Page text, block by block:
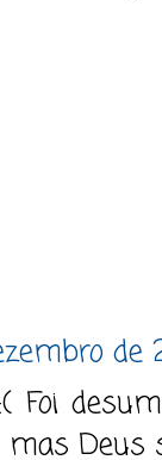
de
Foi
mas Deus